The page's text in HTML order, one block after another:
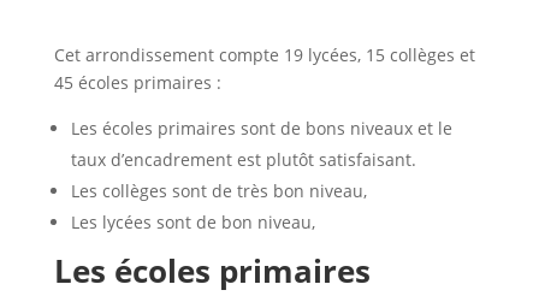
Cet arrondissement compte 19 lycées, 15 collèges et
45 écoles primaires :
Les écoles primaires sont de bons niveaux et le
taux d’encadrement est plutôt satisfaisant.
Les collèges sont de très bon niveau,
Les lycées sont de bon niveau,
Les écoles primaires